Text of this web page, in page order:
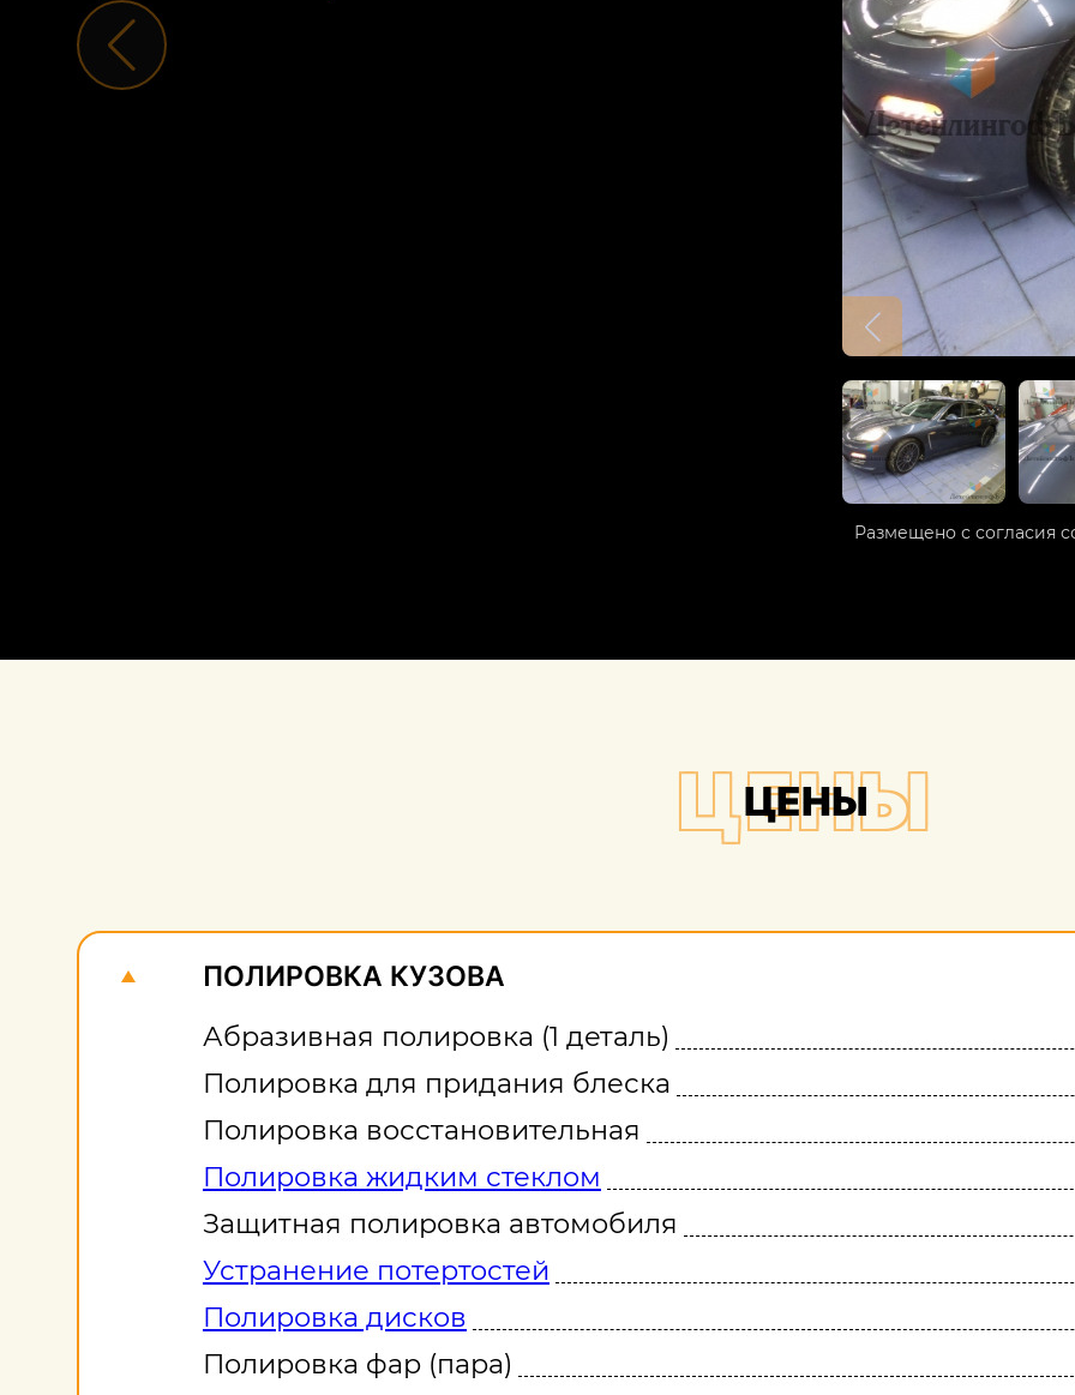
Размещено с согласия
ЦЕНЫ
ЦЕНЫ
ПОЛИРОВКА КУЗОВА
Абразивная полировка (1 деталь)
Полировка для придания блеска
Полировка восстановительная
Полировка жидким стеклом
Защитная полировка автомобиля
Устранение потертостей
Полировка дисков
Полировка фар (пара)